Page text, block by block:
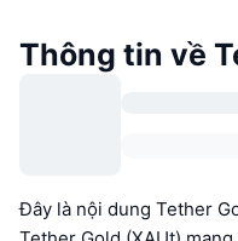
Thông tin về
Đây là nội dung Tether